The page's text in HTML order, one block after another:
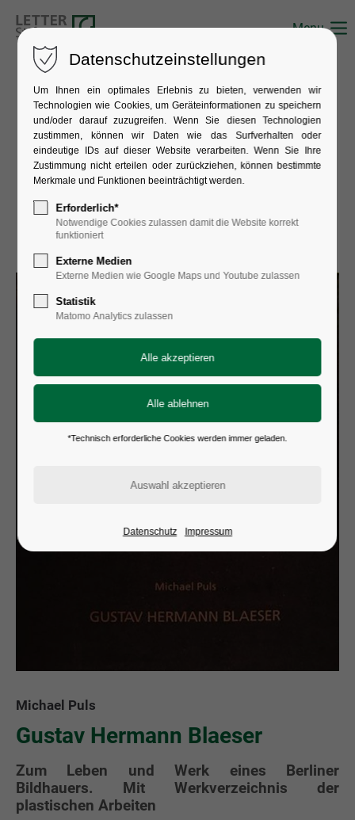
Menu
Michael Puls
Gustav Hermann Blaeser
Zum Leben und Werk eines Berliner
Bildhauers. Mit Werkverzeichnis der
plastischen Arbeiten
Datenschutzeinstellungen
Um Ihnen ein optimales Erlebnis zu bieten, verwenden wir
Technologien wie Cookies, um Geräteinformationen zu speichern
und/oder darauf zuzugreifen. Wenn Sie diesen Technologien
zustimmen, können wir Daten wie das Surfverhalten oder
eindeutige IDs auf dieser Website verarbeiten. Wenn Sie Ihre
Zustimmung nicht erteilen oder zurückziehen, können bestimmte
Merkmale und Funktionen beeinträchtigt werden.
Erforderlich*
Notwendige Cookies zulassen damit die Website korrekt
funktioniert
Externe Medien
Externe Medien wie Google Maps und Youtube zulassen
Statistik
Matomo Analytics zulassen
*Technisch erforderliche Cookies werden immer geladen.
Datenschutz Impressum